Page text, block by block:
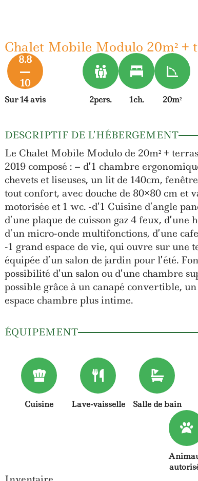
Chalet Mobile Modulo 20m² +
8.8
10
Sur 14 avis 2pers. 1ch. 20m²
DESCRIPTIF DE L’HÉBERGEMENT
Le Chalet Mobile Modulo de 20m² +
2019 composé : – d’1 chambre
chevets et liseuses, un lit de 140cm,
tout confort, avec douche de 80×80 cm et
motorisée et 1 wc. -d’1 Cuisine d’angle
d’une plaque de cuisson gaz 4 feux, d’une
d’un micro-onde multifonctions, d’une
-1 grand espace de vie, qui ouvre sur une
équipée d’un salon de jardin pour l’été.
possibilité d’un salon ou d’une chambre
possible grâce à un canapé convertible,
espace chambre plus intime.
ÉQUIPEMENT
Cuisine Lave-vaisselle Salle de bain